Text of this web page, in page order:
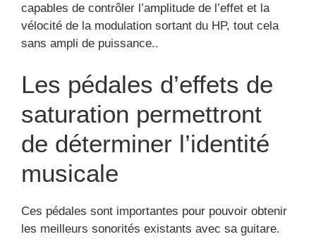
capables de contrôler l’amplitude de l’effet et la
vélocité de la modulation sortant du HP, tout cela
sans ampli de puissance..
Les pédales d’effets de
saturation permettront
de déterminer l’identité
musicale
Ces pédales sont importantes pour pouvoir obtenir
les meilleurs sonorités existants avec sa guitare.